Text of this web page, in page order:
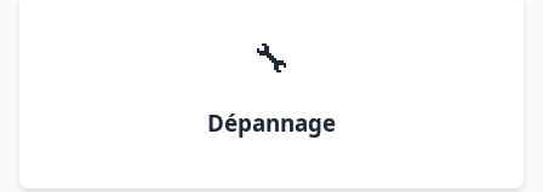
🔧
Dépannage